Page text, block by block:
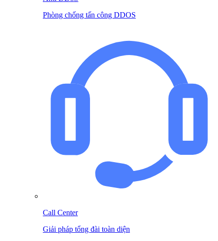
Phòng chống tấn công DDOS
Call Center
Giải pháp tổng đài toàn diện